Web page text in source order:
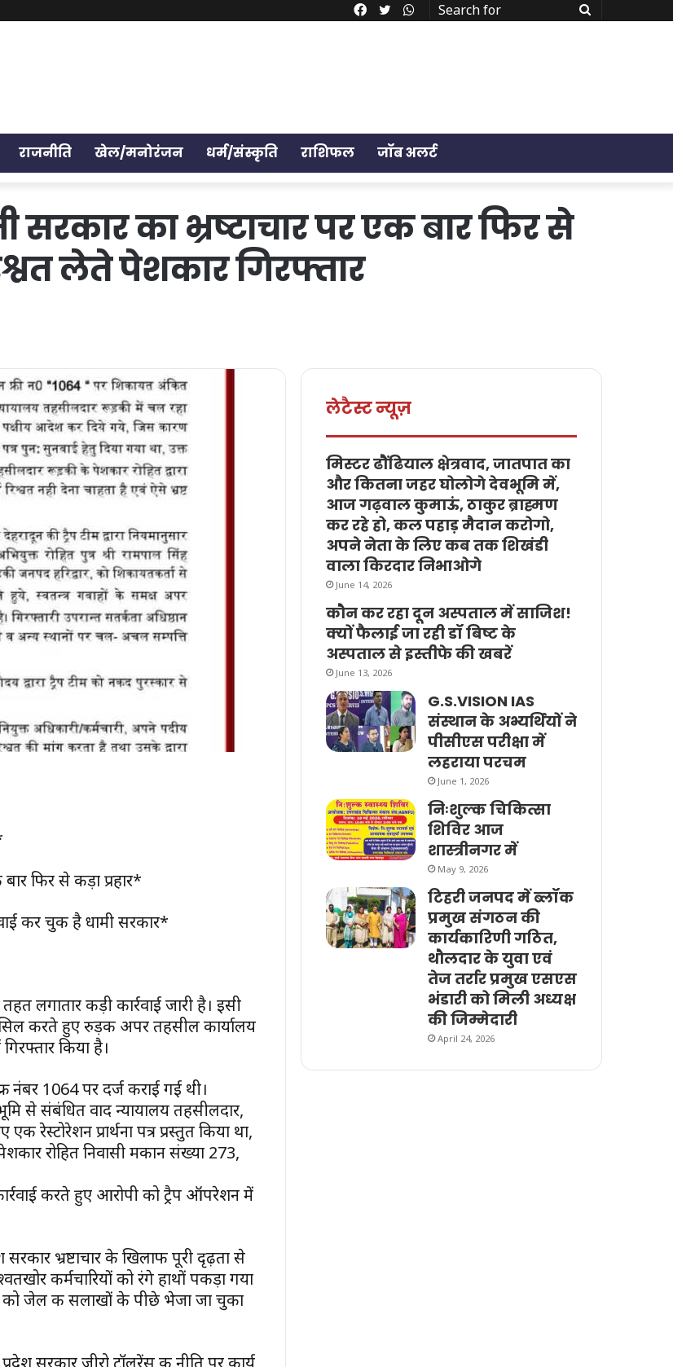
Search
WhatsApp
Twitter
Facebook
राजनीति खेल/मनोरंजन धर्म/संस्कृति राशिफल जॉब अलर्ट
का भ्रष्टाचार पर एक बार फिर से
लेते पेशकार गिरफ्तार
फिर से कड़ा प्रहार*
कर चुकी है धामी सरकार*
लगातार कड़ी कार्रवाई जारी है। इसी
करते हुए रुड़की अपर तहसील कार्यालय
किया है।
नंबर 1064 पर दर्ज कराई गई थी।
से संबंधित वाद न्यायालय तहसीलदार,
प्रार्थना पत्र प्रस्तुत किया था,
रोहित निवासी मकान संख्या 273,
करते हुए आरोपी को ट्रैप ऑपरेशन में
भ्रष्टाचार के खिलाफ पूरी दृढ़ता से
कर्मचारियों को रंगे हाथों पकड़ा गया
को जेल की सलाखों के पीछे भेजा जा चुका
सरकार जीरो टॉलरेंस की नीति पर कार्य
लेटैस्ट न्यूज़
मिस्टर ढौंढियाल क्षेत्रवाद, जातपात का
और कितना जहर घोलोगे देवभूमि में,
आज गढ़वाल कुमाऊं, ठाकुर ब्राह्मण
कर रहे हो, कल पहाड़ मैदान करोगो,
अपने नेता के लिए कब तक शिखंडी
वाला किरदार निभाओगे
June 14, 2026
कौन कर रहा दून अस्पताल में साजिश!
क्यों फैलाई जा रही डॉ बिष्ट के
अस्पताल से इस्तीफे की खबरें
June 13, 2026
G.S.VISION IAS
संस्थान के अभ्यर्थियों ने
पीसीएस परीक्षा में
लहराया परचम
June 1, 2026
निःशुल्क चिकित्सा
शिविर आज
शास्त्रीनगर में
May 9, 2026
टिहरी जनपद में ब्लॉक
प्रमुख संगठन की
कार्यकारिणी गठित,
थौलदार के युवा एवं
तेज तर्रार प्रमुख एसएस
भंडारी को मिली अध्यक्ष
की जिम्मेदारी
April 24, 2026